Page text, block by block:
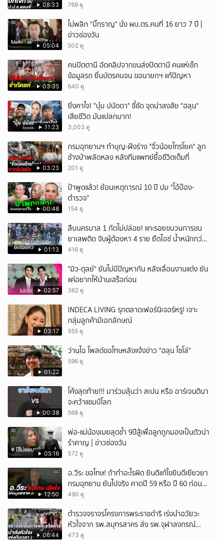
08:33 769 ดู
05:04
ไม่พลิก "บิ๊กราญ" นั่ง ผบ.ตร.คนที่ 16 ยาว 7 ปี |
ข่าวช่องวัน
502 ดู
03:35
คนปัตตานี อัดคลิปจากขนส่งปัตตานี คนแห่เช็ก
ข้อมูลรถ ยื่นบัตรคนจน ขอนายกฯ แก้ปัญหา
640 ดู
11:23
ยิ่งคาใจ! "บุ๋ม ปนัดดา" ชี้ชัด จุดน่าสงสัย "ฮลุน"
เสียชีวิต มันแปลกมาก!
3,003 ดู
03:23
กรมอุทยานฯ ทำบุญ-ฝังร่าง "จิ๋วน้อยไทรโยค" ลูก
ช้างป่าพลัดหลง หลังทีมแพทย์ยื้อชีวิตเต็มที่
201 ดู
00:48
ป้าพูดแล้ว! ย้อนเหตุการณ์ 10 ปี ปม "ไอ้ป๋อง-
ตำรวจ"
154 ดู
01:13
สืบนครบาล 1 กัดไม่ปล่อย! แกะรอยขบวนการขน
ยาเสพติด จับผู้ต้องหา 4 ราย ยึดไอซ์ น้ำหนักกว่า
300 กก. ก่อนเข้ากลางกรุง
416 ดู
02:57
"มิว-ตุลย์" ยันไม่มีปัญหากัน หลังเลื่อนงานแต่ง ยัน
แค่อยากให้บ้านเสร็จก่อน
362 ดู
03:17
INDECA LIVING รุกตลาดเฟอร์นิเจอร์หรู! เจาะ
กลุ่มลูกค้ามีเอกลักษณ์
555 ดู
01:22
ว่านไฉ โพสต์ขอโทษหลังแจ้งข่าว "ฮลุน โซโล่"
596 ดู
00:38
โค้งสุดท้าย!!! มาร่วมลุ้นว่า สเปน หรือ อาร์เจนตินา
จะคว้าแชมป์โลก
568 ดู
05:16
พ่อ-แม่น้องเมยสุดช้ำ 9ปีสู้เพื่อลูกถูกมองเป็นตัวน่า
รำคาญ | ข่าวช่องวัน
572 ดู
12:50
อ.วีระ ขอโทษ! ถ้าทำอะไรผิด ยินดีแก้ไขยินดีเยียวยา
กรมอุทยาน ยันไปจริง คาดปี 59 หรือ ปี 60 ก่อน
ปิดให้พัก
490 ดู
06:44
ตำรวจจราจรโครงการพระราชดำริ เร่งนำอวัยวะ
หัวใจจาก รพ.สมุทรสาคร ส่ง รพ.จุฬาลงกรณ์
สำเร็จใน 24 นาที
473 ดู